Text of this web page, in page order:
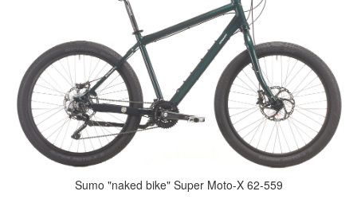
Sumo "naked bike" Super Moto-X 62-559